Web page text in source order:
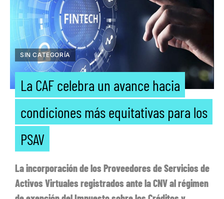
SIN CATEGORÍA
La CAF celebra un avance hacia
condiciones más equitativas para los
PSAV
La incorporación de los Proveedores de Servicios de
Activos Virtuales registrados ante la CNV al régimen